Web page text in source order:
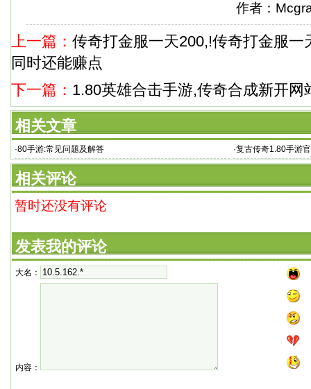
作者：
上一篇： 传奇打金服一天200,!传奇打金服一
同时还能赚点
下一篇： 1.80英雄合击手游,传奇合成新开网
相关文章
·80手游:常见问题及解答 ·复古传奇1.80手游
三个
相关评论
暂时还没有评论
发表我的评论
大名：
内容：